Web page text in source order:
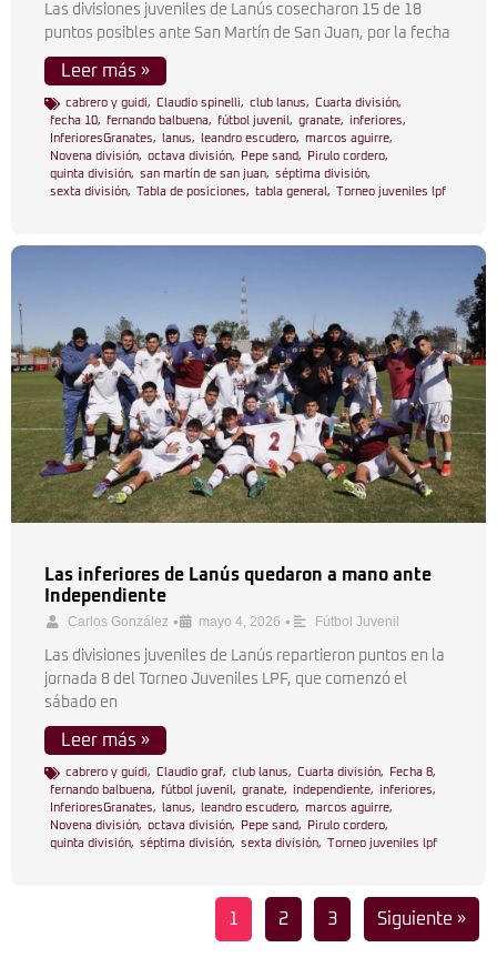
Las divisiones juveniles de Lanús cosecharon 15 de 18
puntos posibles ante San Martín de San Juan, por la fecha
Leer más »
cabrero y guidi, Claudio spinelli, club lanus, Cuarta división,
fecha 10, fernando balbuena, fútbol juvenil , granate, inferiores,
InferioresGranates, lanus, leandro escudero, marcos aguirre,
Novena división, octava división, Pepe sand, Pirulo cordero,
quinta división, san martín de san juan, séptima división,
sexta división, Tabla de posiciones, tabla general , Torneo juveniles lpf
Las inferiores de Lanús quedaron a mano ante
Independiente
Carlos González • mayo 4, 2026 • Fútbol Juvenil
Las divisiones juveniles de Lanús repartieron puntos en la
jornada 8 del Torneo Juveniles LPF, que comenzó el
sábado en
Leer más »
cabrero y guidi, Claudio graf, club lanus, Cuarta división, Fecha 8,
fernando balbuena, fútbol juvenil , granate, independiente, inferiores,
InferioresGranates, lanus, leandro escudero, marcos aguirre,
Novena división, octava división, Pepe sand, Pirulo cordero,
quinta división, séptima división, sexta división, Torneo juveniles lpf
1 2 3 Siguiente »